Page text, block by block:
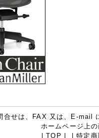
合せは、FAX 又は、E-mail
ホームページ上
|TOP |特定